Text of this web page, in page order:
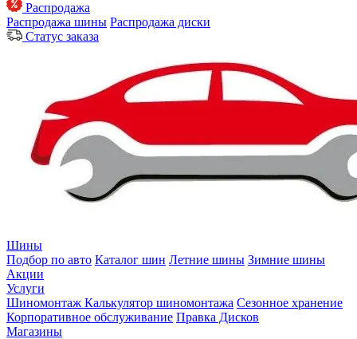
Распродажа
Распродажа шины Распродажа диски
Статус заказа
Шины
Подбор по авто Каталог шин Летние шины Зимние шины
Акции
Услуги
Шиномонтаж Калькулятор шиномонтажа Сезонное хранение
Корпоративное обслуживание Правка Дисков
Магазины